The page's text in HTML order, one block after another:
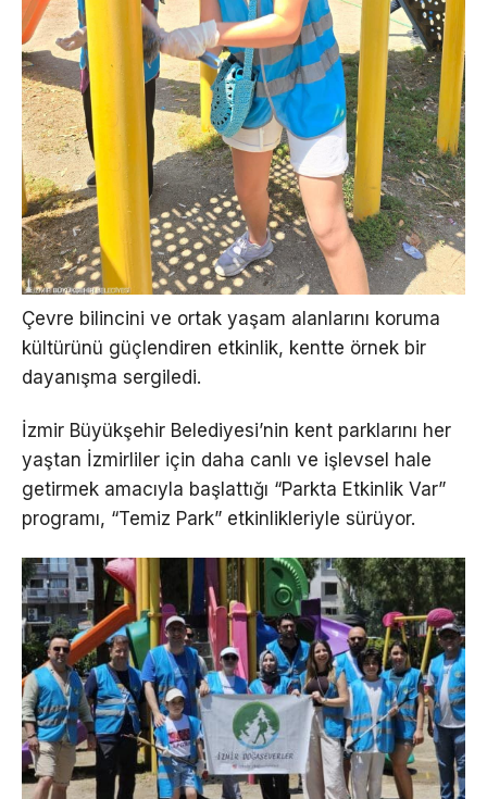
Çevre bilincini ve ortak yaşam alanlarını koruma
kültürünü güçlendiren etkinlik, kentte örnek bir
dayanışma sergiledi.
İzmir Büyükşehir Belediyesi’nin kent parklarını her
yaştan İzmirliler için daha canlı ve işlevsel hale
getirmek amacıyla başlattığı “Parkta Etkinlik Var”
programı, “Temiz Park” etkinlikleriyle sürüyor.